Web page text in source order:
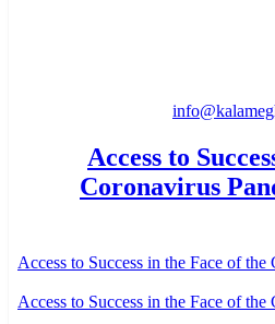
Access to
Coronavirus